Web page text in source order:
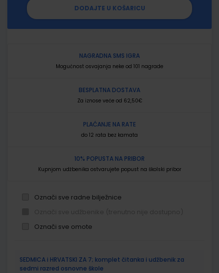
DODAJTE U KOŠARICU
NAGRADNA SMS IGRA
Mogućnost osvajanja neke od 101 nagrade
BESPLATNA DOSTAVA
Za iznose veće od 62,50€
PLAĆANJE NA RATE
do 12 rata bez kamata
10% POPUSTA NA PRIBOR
Kupnjom udžbenika ostvarujete popust na školski pribor
Označi sve radne bilježnice
Označi sve omote
proizvodi
SEDMICA i HRVATSKI ZA 7; komplet čitanka i udžbenik za
sedmi razred osnovne škole